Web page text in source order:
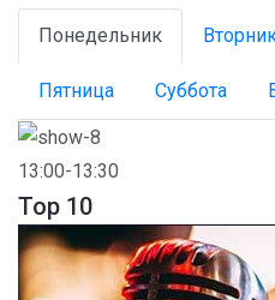
Понедельник
Пятница Суббота
13:00-13:30
Top 10